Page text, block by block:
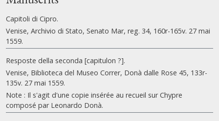
Capitoli di Cipro.
Venise, Archivio di Stato, Senato Mar, reg. 34, 160r-165v. 27 mai
1559.
Resposte della seconda [capitulon ?].
Venise, Biblioteca del Museo Correr, Donà dalle Rose 45, 133r-
135v. 27 mai 1559.
Note : Il s'agit d'une copie insérée au recueil sur Chypre
composé par Leonardo Donà.